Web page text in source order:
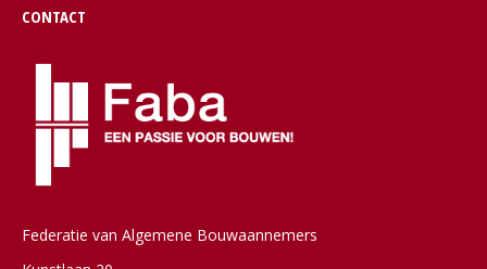
CONTACT
Federatie van Algemene Bouwaannemers